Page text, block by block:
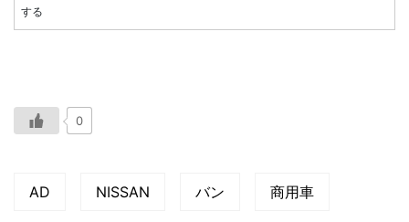
する
0
AD NISSAN バン 商用車